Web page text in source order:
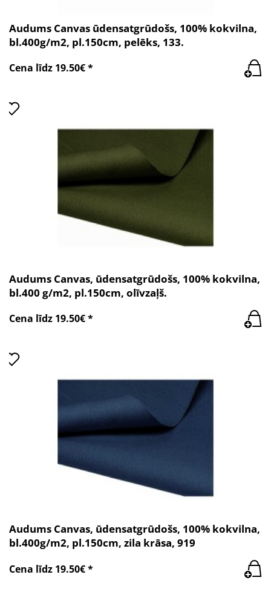
Audums Canvas ūdensatgrūdošs, 100% kokvilna,
bl.400g/m2, pl.150cm, pelēks, 133.
Cena līdz 19.50€ *
Audums Canvas, ūdensatgrūdošs, 100% kokvilna,
bl.400 g/m2, pl.150cm, olīvzaļš.
Cena līdz 19.50€ *
Audums Canvas, ūdensatgrūdošs, 100% kokvilna,
bl.400g/m2, pl.150cm, zila krāsa, 919
Cena līdz 19.50€ *